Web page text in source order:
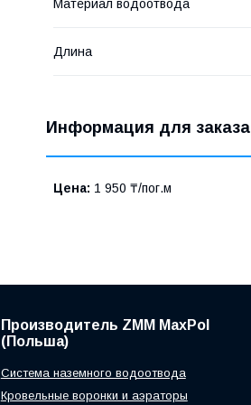
Материал водоотвода
Длина
Информация для заказа
Цена: 1 950 ₸/пог.м
Производитель ZMM MaxPol
(Польша)
Система наземного водоотвода
Кровельные воронки и аэраторы